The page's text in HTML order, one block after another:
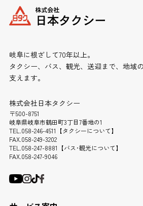
岐阜に根ざして70年以上。
タクシー、バス、観光、送迎まで、地域
支えます。
株式会社日本タクシー
〒500-8751
岐阜県岐阜市鶴田町3丁目7番地の1
TEL.058-246-4511【タクシーについて】
FAX.058-249-3202
TEL.058-247-8881【バス･観光について】
FAX.058-247-9046